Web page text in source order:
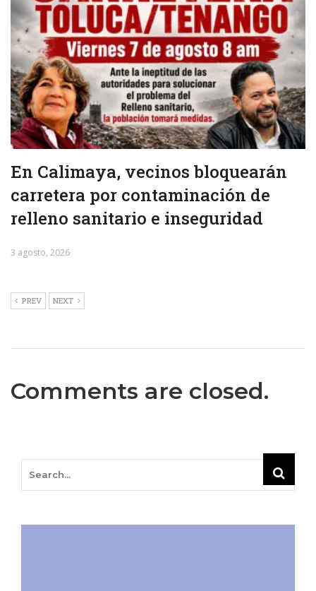
En Calimaya, vecinos bloquearán
carretera por contaminación de
relleno sanitario e inseguridad
3 agosto, 2026
PREV NEXT
Comments are closed.